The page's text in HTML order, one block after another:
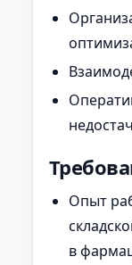
Опыт
в